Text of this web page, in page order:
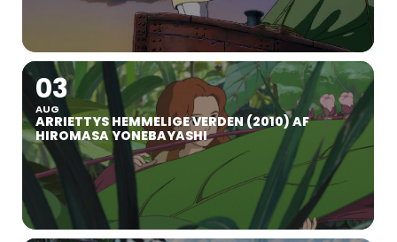
03
AUG
ARRIETTYS HEMMELIGE VERDEN (2010) AF
HIROMASA YONEBAYASHI